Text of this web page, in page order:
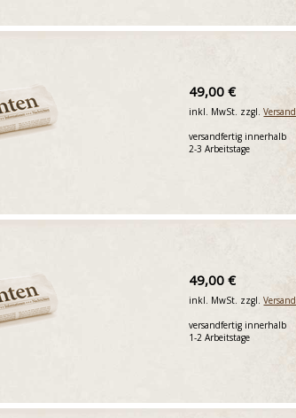
49,00 €
inkl. MwSt. zzgl.Versand
versandfertig innerhalb
2-3 Arbeitstage
49,00 €
inkl. MwSt. zzgl.Versand
versandfertig innerhalb
1-2 Arbeitstage